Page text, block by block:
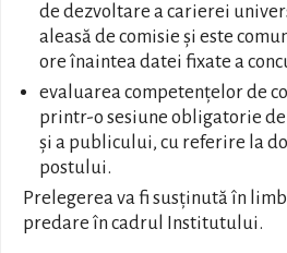
de dezvoltare a carierei
aleasă de comisie și este
ore înaintea datei fixate a
evaluarea competențelor de
printr-o sesiune obligatorie
și a publicului, cu referire la
postului.
Prelegerea va fi susținută în
predare în cadrul Institutului.